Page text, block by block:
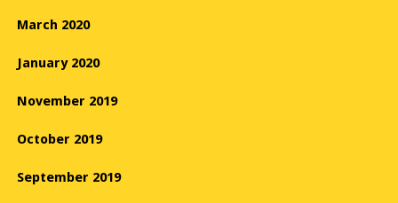
March 2020
January 2020
November 2019
October 2019
September 2019